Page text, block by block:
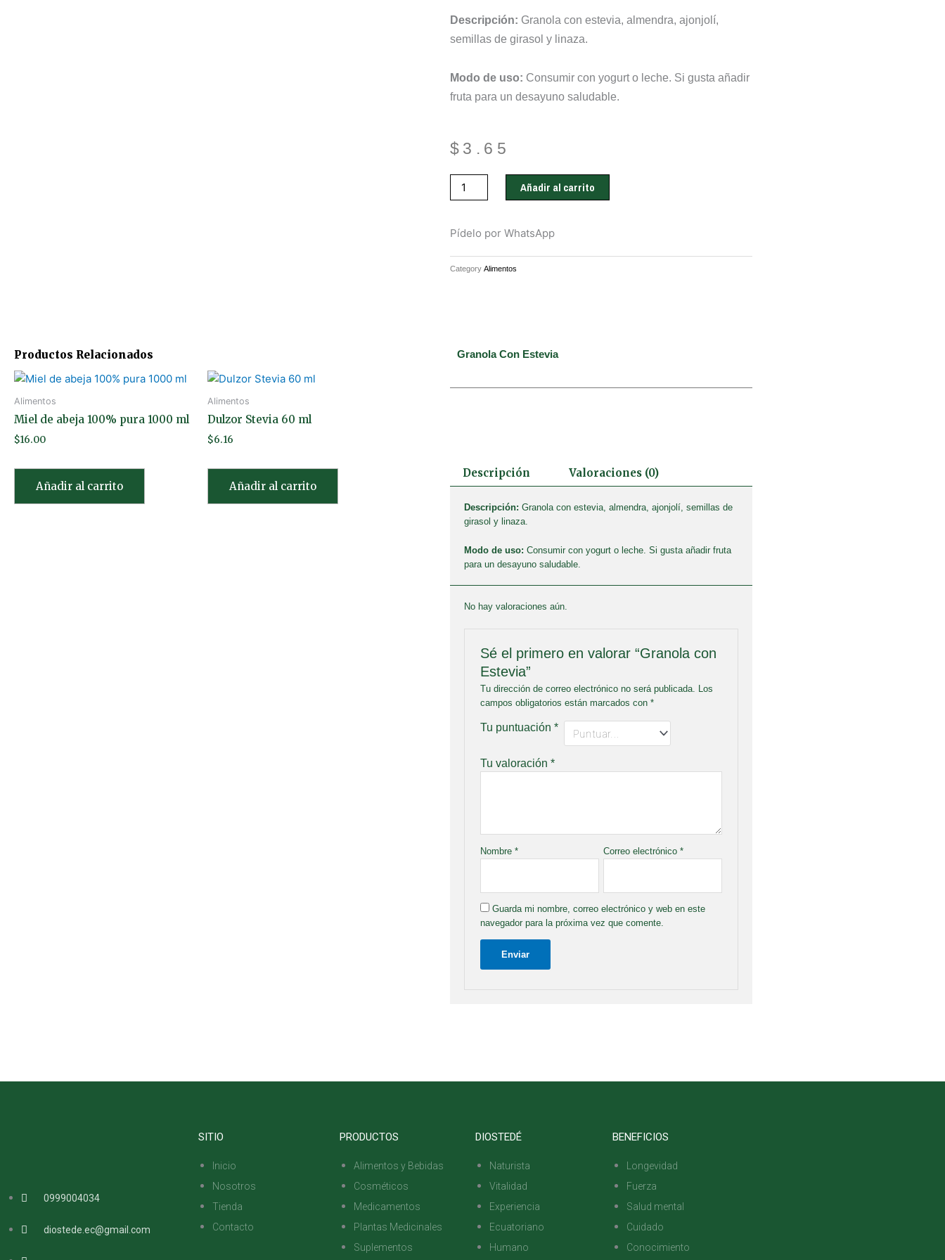
Descripción: Granola con estevia, almendra, ajonjolí,
semillas de girasol y linaza.
Modo de uso: Consumir con yogurt o leche. Si gusta añadir
fruta para un desayuno saludable.
$ 3.65
Granola
con
cantidad
Añadir al carrito
Pídelo por WhatsApp
Category Alimentos
Productos Relacionados
Alimentos
Miel de abeja 100% pura 1000 ml
$16.00
Añadir al carrito
Alimentos
Dulzor Stevia 60 ml
$6.16
Añadir al carrito
Granola Con Estevia
Descripción Valoraciones (0)
Descripción: Granola con estevia, almendra, ajonjolí, semillas de
girasol y linaza.
Modo de uso: Consumir con yogurt o leche. Si gusta añadir fruta
para un desayuno saludable.
No hay valoraciones aún.
Sé el primero en valorar “Granola con
Estevia”
Tu dirección de correo electrónico no será publicada. Los
campos obligatorios están marcados con *
Tu puntuación *
Tu valoración *
Nombre * Correo electrónico*
Guarda mi nombre, correo electrónico y web en este
navegador para la próxima vez que comente.
0999004034
diostede.ec@gmail.com
SITIO
Inicio
Nosotros
Tienda
Contacto
PRODUCTOS
Alimentos y Bebidas
Cosméticos
Medicamentos
Plantas Medicinales
Suplementos
DIOSTEDÉ
Naturista
Vitalidad
Experiencia
Ecuatoriano
Humano
BENEFICIOS
Longevidad
Fuerza
Salud mental
Cuidado
Conocimiento